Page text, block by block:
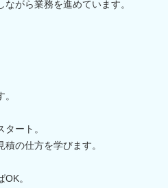
がら業務を進めています。
ート。
の仕方を学びます。
。